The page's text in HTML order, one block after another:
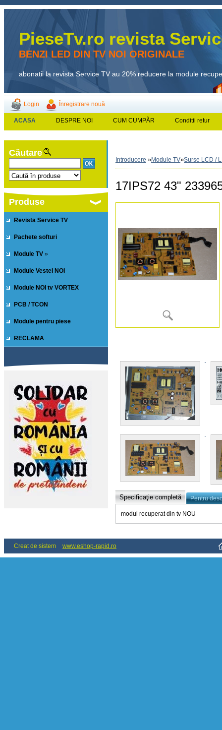
PieseTv.ro revista
BENZI LED DIN TV NOI ORIGINALE
abonatii la revista Service TV au 20% reducere la module
Login Înregistrare nouă
ACASA DESPRE NOI CUM CUMPĂR Conditii retur
Căutare
Produse
Revista Service TV
Pachete softuri
Module TV »
Module Vestel NOI
Module NOI tv VORTEX
PCB / TCON
Module pentru piese
RECLAMA
Introducere »Module TV»Surse LCD /
17IPS72 43"
Specificaţie completă Pentru
modul recuperat din tv NOU
Creat de sistem www.eshop-rapid.ro